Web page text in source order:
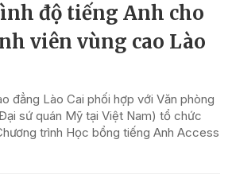
độ tiếng Anh cho
viên vùng cao Lào
đẳng Lào Cai phối hợp với Văn phòng
sứ quán Mỹ tại Việt Nam) tổ chức
trình Học bổng tiếng Anh Access